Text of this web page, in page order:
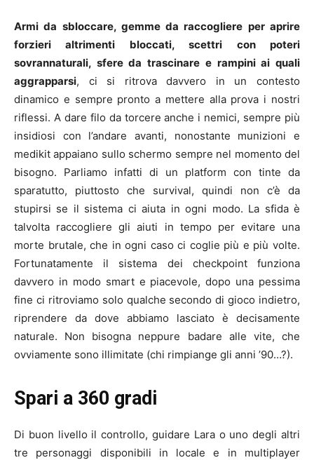
Armi da sbloccare, gemme da raccogliere per aprire
forzieri altrimenti bloccati, scettri con poteri
sovrannaturali, sfere da trascinare e rampini ai quali
aggrapparsi, ci si ritrova davvero in un contesto
dinamico e sempre pronto a mettere alla prova i nostri
riflessi. A dare filo da torcere anche i nemici, sempre più
insidiosi con l’andare avanti, nonostante munizioni e
medikit appaiano sullo schermo sempre nel momento del
bisogno. Parliamo infatti di un platform con tinte da
sparatutto, piuttosto che survival, quindi non c’è da
stupirsi se il sistema ci aiuta in ogni modo. La sfida è
talvolta raccogliere gli aiuti in tempo per evitare una
morte brutale, che in ogni caso ci coglie più e più volte.
Fortunatamente il sistema dei checkpoint funziona
davvero in modo smart e piacevole, dopo una pessima
fine ci ritroviamo solo qualche secondo di gioco indietro,
riprendere da dove abbiamo lasciato è decisamente
naturale. Non bisogna neppure badare alle vite, che
ovviamente sono illimitate (chi rimpiange gli anni ’90…?).
Spari a 360 gradi
Di buon livello il controllo, guidare Lara o uno degli altri
tre personaggi disponibili in locale e in multiplayer